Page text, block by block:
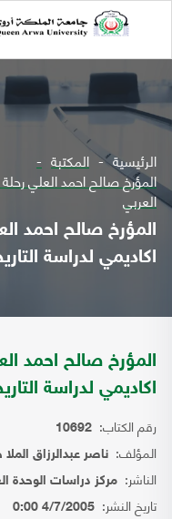
الرئيسية المكتبة
المؤرخ صالح احمد العلي
العربي
المؤرخ صالح احمد
اكاديمي لدراسة
المؤرخ صالح احمد
اكاديمي لدراسة
رقم الكتاب: 10692
المؤلف: ناصر عبدالرزاق
الناشر: مركز دراسات الوحدة
تاريخ النشر: 4/7/2005 0:00